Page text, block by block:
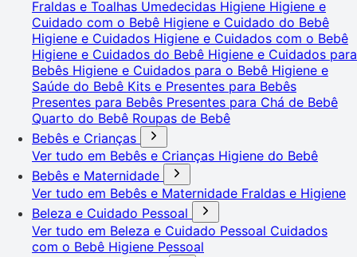
Fraldas e Toalhas Umedecidas Higiene Higiene e
Cuidado com o Bebê Higiene e Cuidado do Bebê
Higiene e Cuidados Higiene e Cuidados com o Bebê
Higiene e Cuidados do Bebê Higiene e Cuidados para
Bebês Higiene e Cuidados para o Bebê Higiene e
Saúde do Bebê Kits e Presentes para Bebês
Presentes para Bebês Presentes para Chá de Bebê
Quarto do Bebê Roupas de Bebê
Bebês e Crianças
Ver tudo em Bebês e Crianças Higiene do Bebê
Bebês e Maternidade
Ver tudo em Bebês e Maternidade Fraldas e Higiene
Beleza e Cuidado Pessoal
Ver tudo em Beleza e Cuidado Pessoal Cuidados
com o Bebê Higiene Pessoal